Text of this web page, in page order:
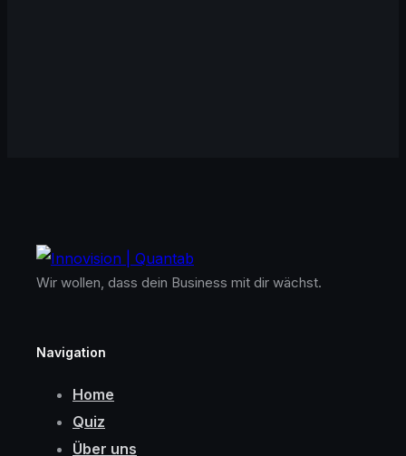
Wir wollen, dass dein Business mit dir wächst.
Navigation
Home
Quiz
Über uns